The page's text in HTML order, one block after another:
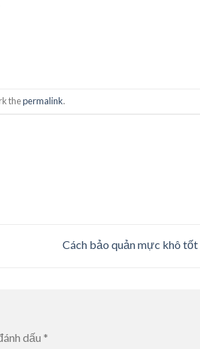
thepermalink.
Cách bảo quản mực khô
dấu *